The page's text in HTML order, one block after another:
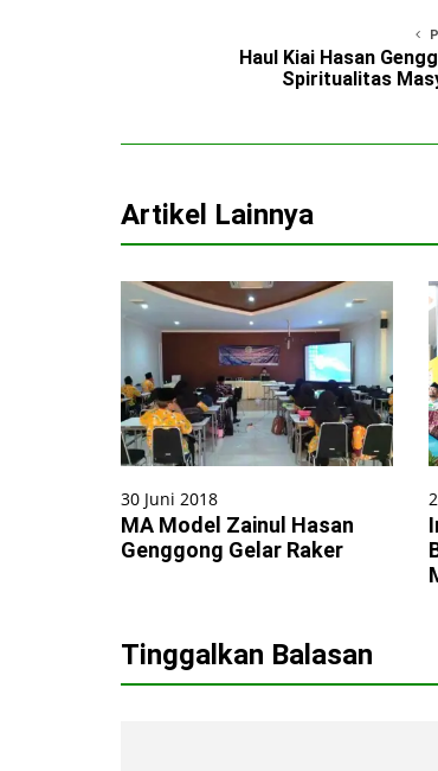
Haul Kiai Hasan
Spiritualitas
Artikel Lainnya
30 Juni 2018
MA Model Zainul Hasan
Genggong Gelar Raker
Tinggalkan Balasan